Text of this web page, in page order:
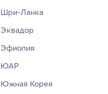
Шри-Ланка
Эквадор
Эфиопия
ЮАР
Южная Корея